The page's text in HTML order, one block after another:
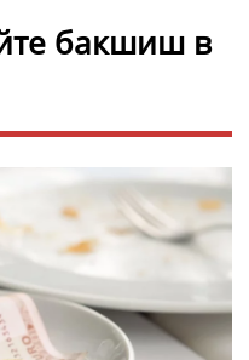
бакшиш в